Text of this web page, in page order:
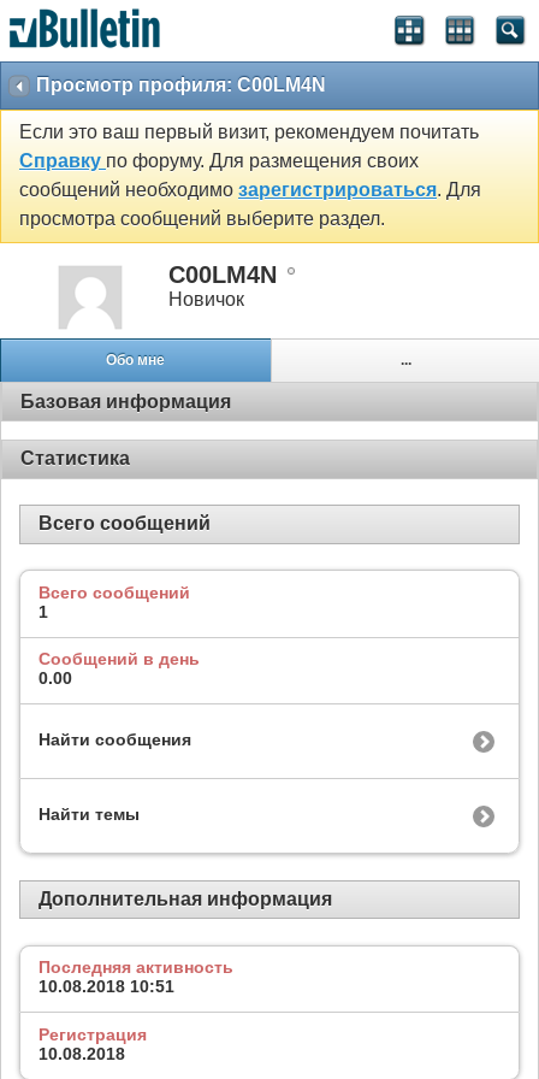
Просмотр профиля: C00LM4N
Если это ваш первый визит, рекомендуем почитать
Справку по форуму. Для размещения своих
сообщений необходимо зарегистрироваться. Для
просмотра сообщений выберите раздел.
C00LM4N
Новичок
Обо мне ...
Базовая информация
Статистика
Всего сообщений
Всего сообщений
1
Сообщений в день
0.00
Найти сообщения
Найти темы
Дополнительная информация
Последняя активность
10.08.2018 10:51
Регистрация
10.08.2018